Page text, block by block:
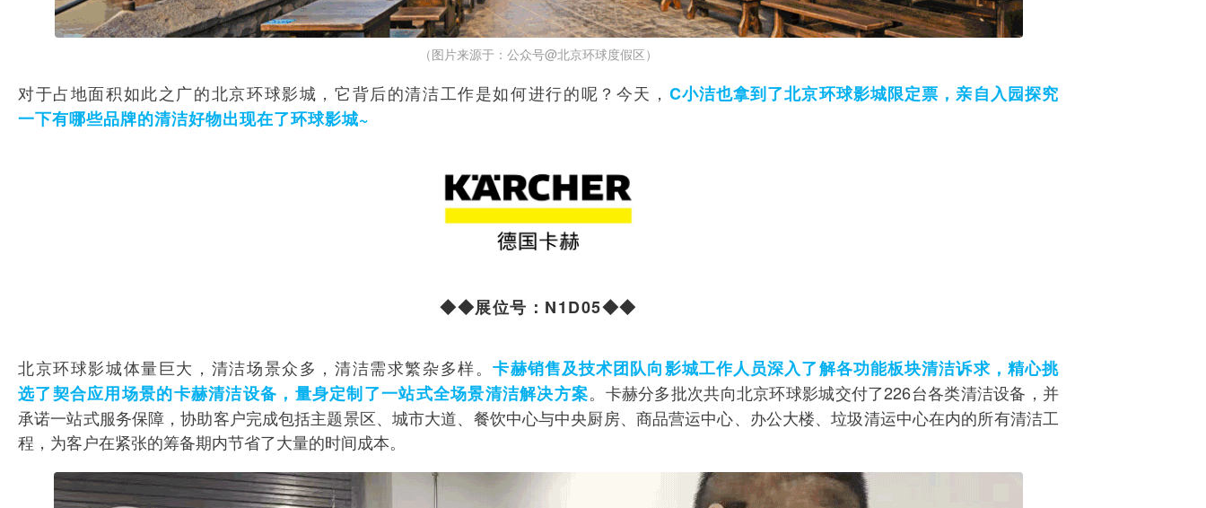
（图片来源于：公众号@北京环球度假区）
对于占地面积如此之广的北京环球影城，它背后的清洁工作是如何进行的呢？今天， C小洁也拿到了北京环球影城限定票，亲自入园探究
一下有哪些品牌的清洁好物出现在了环球影城~
◆◆展位号：N1D05◆◆
北京环球影城体量巨大，清洁场景众多，清洁需求繁杂多样。卡赫销售及技术团队向影城工作人员深入了解各功能板块清洁诉求，精心挑
选了契合应用场景的卡赫清洁设备，量身定制了一站式全场景清洁解决方案。卡赫分多批次共向北京环球影城交付了226台各类清洁设备，并
承诺一站式服务保障，协助客户完成包括主题景区、城市大道、餐饮中心与中央厨房、商品营运中心、办公大楼、垃圾清运中心在内的所有清洁工
程，为客户在紧张的筹备期内节省了大量的时间成本。